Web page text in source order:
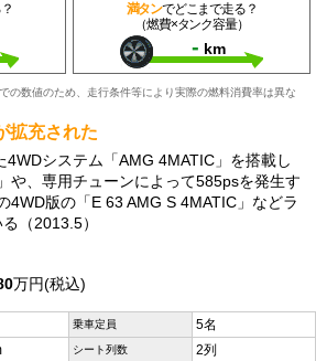
満タンでどこまで走る？
（燃費×タンク容量）
- km
の数値のため、走行条件等により実際の燃料消費率は異な
拡充された
システム「AMG 4MATIC」を搭載し
や、専用チューンによって585psを発生す
4WD版の「E 63 AMG S 4MATIC」などラ
（2013.5）
万円(税込)
乗車定員 5名
シート列数 2列